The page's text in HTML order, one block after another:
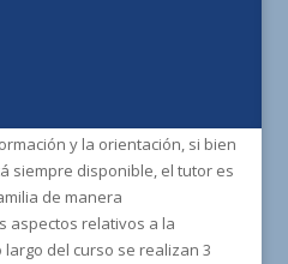
y la orientación, si bien
siempre disponible, el tutor es
de manera
aspectos relativos a la
del curso se realizan 3